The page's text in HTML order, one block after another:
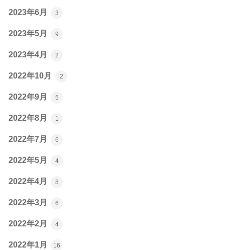
2023年6月 3
2023年5月 9
2023年4月 2
2022年10月 2
2022年9月 5
2022年8月 1
2022年7月 6
2022年5月 4
2022年4月 8
2022年3月 6
2022年2月 4
2022年1月 16